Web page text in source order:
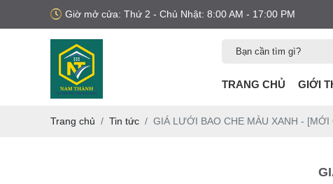
Giờ mở cửa: Thứ 2 - Chủ Nhật: 8:00 AM - 17:00 PM
TRANG CHỦ GIỚI
Trang chủ Tin tức GIÁ LƯỚI BAO CHE MÀU XANH - [MỚI